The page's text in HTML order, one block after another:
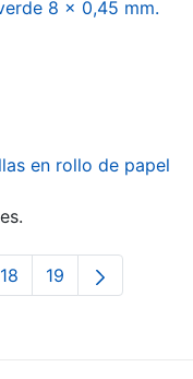
8 x 0,45 mm.
en rollo de papel
Use TAB to
Page
18 Page
19